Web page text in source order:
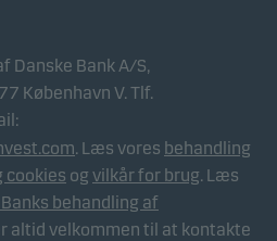
Danske Bank A/S,
København V. Tlf.
. Læs vores behandling
cookies og vilkår for brug. Læs
behandling af
altid velkommen til at kontakte